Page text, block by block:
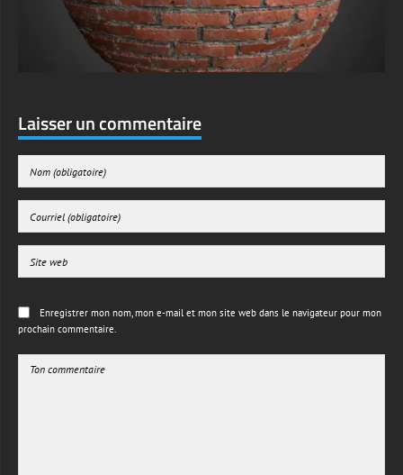
Laisser un commentaire
Enregistrer mon nom, mon e-mail et mon site web dans le navigateur pour mon
prochain commentaire.